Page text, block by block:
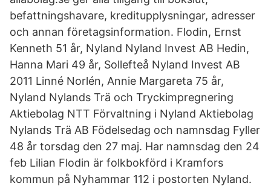
befattningshavare, kreditupplysningar, adresser
och annan företagsinformation. Flodin, Ernst
Kenneth 51 år, Nyland Nyland Invest AB Hedin,
Hanna Mari 49 år, Sollefteå Nyland Invest AB
2011 Linné Norlén, Annie Margareta 75 år,
Nyland Nylands Trä och Tryckimpregnering
Aktiebolag NTT Förvaltning i Nyland Aktiebolag
Nylands Trä AB Födelsedag och namnsdag Fyller
48 år torsdag den 27 maj. Har namnsdag den 24
feb Lilian Flodin är folkbokförd i Kramfors
kommun på Nyhammar 112 i postorten Nyland.